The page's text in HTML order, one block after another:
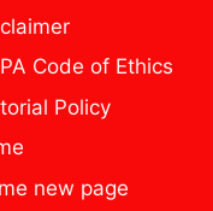
Code of Ethics
Policy
new page